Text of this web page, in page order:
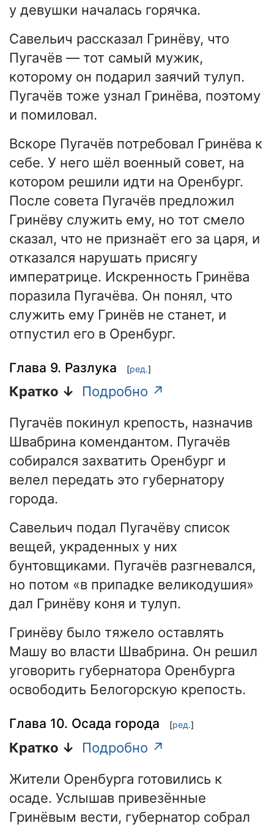
у девушки началась горячка.
Савельич рассказал Гринёву, что
Пугачёв — тот самый мужик,
которому он подарил заячий тулуп.
Пугачёв тоже узнал Гринёва, поэтому
и помиловал.
Вскоре Пугачёв потребовал Гринёва к
себе. У него шёл военный совет, на
котором решили идти на Оренбург.
После совета Пугачёв предложил
Гринёву служить ему, но тот смело
сказал, что не признаёт его за царя, и
отказался нарушать присягу
императрице. Искренность Гринёва
поразила Пугачёва. Он понял, что
служить ему Гринёв не станет, и
отпустил его в Оренбург.
Глава 9. Разлука [ред.]
Кратко ↓
Подробно ↗
Пугачёв покинул крепость, назначив
Швабрина комендантом. Пугачёв
собирался захватить Оренбург и
велел передать это губернатору
города.
Савельич подал Пугачёву список
вещей, украденных у них
бунтовщиками. Пугачёв разгневался,
но потом «в припадке великодушия»
дал Гринёву коня и тулуп.
Гринёву было тяжело оставлять
Машу во власти Швабрина. Он решил
уговорить губернатора Оренбурга
освободить Белогорскую крепость.
Глава 10. Осада города [ред.]
Кратко ↓
Подробно ↗
Жители Оренбурга готовились к
осаде. Услышав привезённые
Гринёвым вести, губернатор собрал